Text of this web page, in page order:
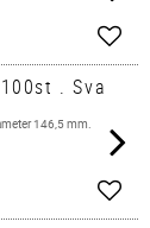
. Sva
146,5 mm.